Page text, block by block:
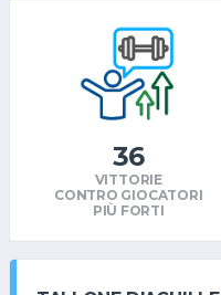
36
VITTORIE
CONTRO GIOCATORI
PIÙ FORTI